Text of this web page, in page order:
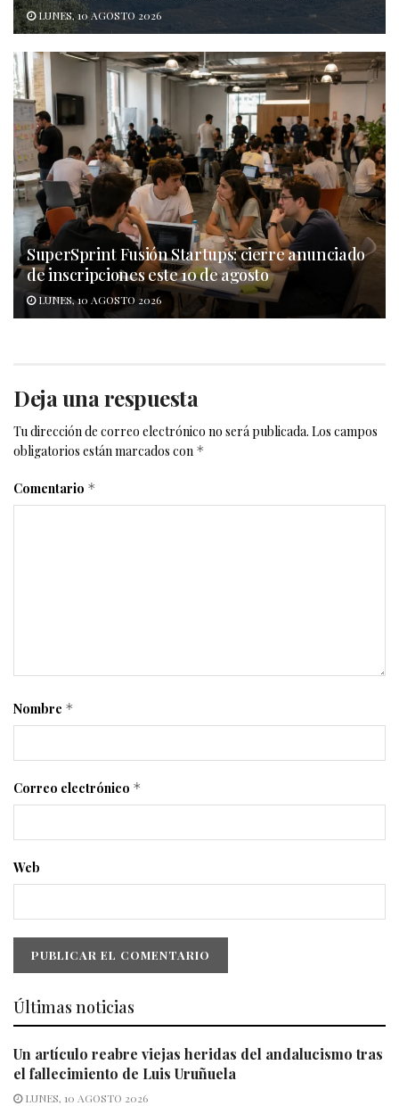
LUNES, 10 AGOSTO 2026
SuperSprint Fusión Startups: cierre anunciado
de inscripciones este 10 de agosto
LUNES, 10 AGOSTO 2026
Deja una respuesta
Tu dirección de correo electrónico no será publicada. Los campos
obligatorios están marcados con *
Comentario *
Nombre *
Correo electrónico *
Web
Últimas noticias
Un artículo reabre viejas heridas del andalucismo tras
el fallecimiento de Luis Uruñuela
LUNES, 10 AGOSTO 2026